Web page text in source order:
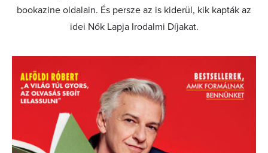
bookazine oldalain. És persze az is kiderül, kik kapták az
idei Nők Lapja Irodalmi Díjakat.